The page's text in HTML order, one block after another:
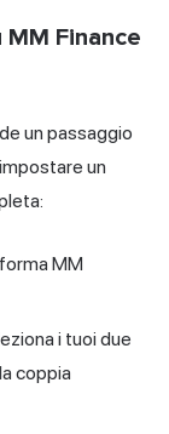
Finance
un passaggio
un
MM
i tuoi due
coppia